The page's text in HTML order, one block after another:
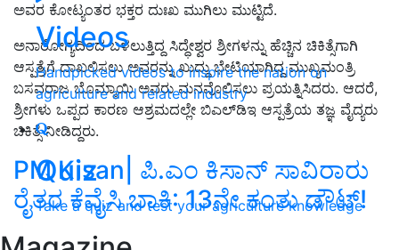
Videos
Handpicked videos to inspire the nation on
agriculture and related industry
Quiz
Take a quiz and test your agriculture knowledge
ಅವರ ಕೋಟ್ಯಂತರ ಭಕ್ತರ ದುಃಖ ಮುಗಿಲು ಮುಟ್ಟಿದೆ.
ಅನಾರೋಗ್ಯದಿಂದ ಬಳಲುತ್ತಿದ್ದ ಸಿದ್ಧೇಶ್ವರ ಶ್ರೀಗಳನ್ನು ಹೆಚ್ಚಿನ ಚಿಕಿತ್ಸೆಗಾಗಿ
ಆಸ್ಪತ್ರೆಗೆ ದಾಖಲಿಸಲು ಅವರನ್ನು ಖುದ್ದು ಭೇಟಿಯಾಗಿದ್ದ ಮುಖ್ಯಮಂತ್ರಿ
ಬಸವರಾಜ ಬೊಮ್ಮಾಯಿ ಅವರು ಮನವೊಲಿಸಲು ಪ್ರಯತ್ನಿಸಿದರು. ಆದರೆ,
ಶ್ರೀಗಳು ಒಪ್ಪದ ಕಾರಣ ಆಶ್ರಮದಲ್ಲೇ ಬಿಎಲ್‌ಡಿಇ ಆಸ್ಪತ್ರೆಯ ತಜ್ಞ ವೈದ್ಯರು
ಚಿಕಿತ್ಸೆ ನೀಡಿದ್ದರು.
PM Kisan| ಪಿ.ಎಂ ಕಿಸಾನ್‌ ಸಾವಿರಾರು
ರೈತರ ಕೆವೈಸಿ ಬಾಕಿ: 13ನೇ ಕಂತು ಡೌಟ್‌!